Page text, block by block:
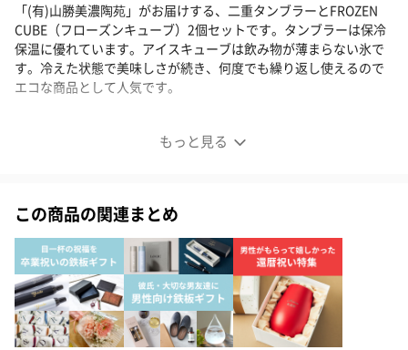
もっと見る
「(有)山勝美濃陶苑」がお届けする、二重タンブラーとFROZEN
CUBE（フローズンキューブ）2個セットです。タンブラーは保冷
保温に優れています。アイスキューブは飲み物が薄まらない氷で
す。冷えた状態で美味しさが続き、何度でも繰り返し使えるので
エコな商品として人気です。
セットで使えば冷たさが持続！
この商品の関連まとめ